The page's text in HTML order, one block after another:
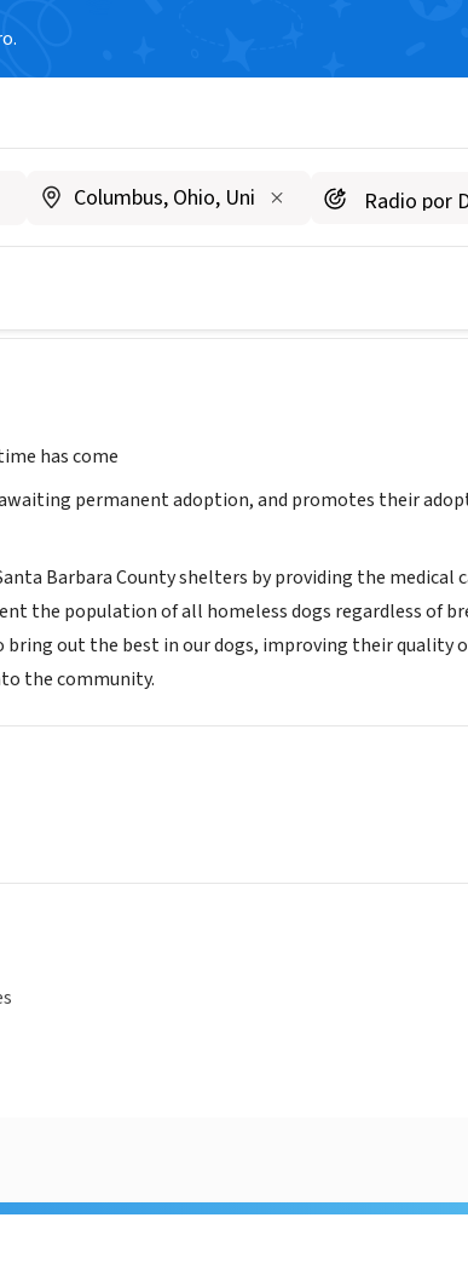
Group
has come
awaiting permanent adoption, and promotes their
Barbara County shelters by providing the medical
the population of all homeless dogs regardless of
bring out the best in our dogs, improving their
the community.